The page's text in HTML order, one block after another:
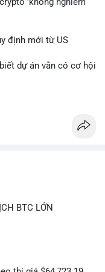
định mới từ US
dự án vẫn có cơ hội
BTC LỚN